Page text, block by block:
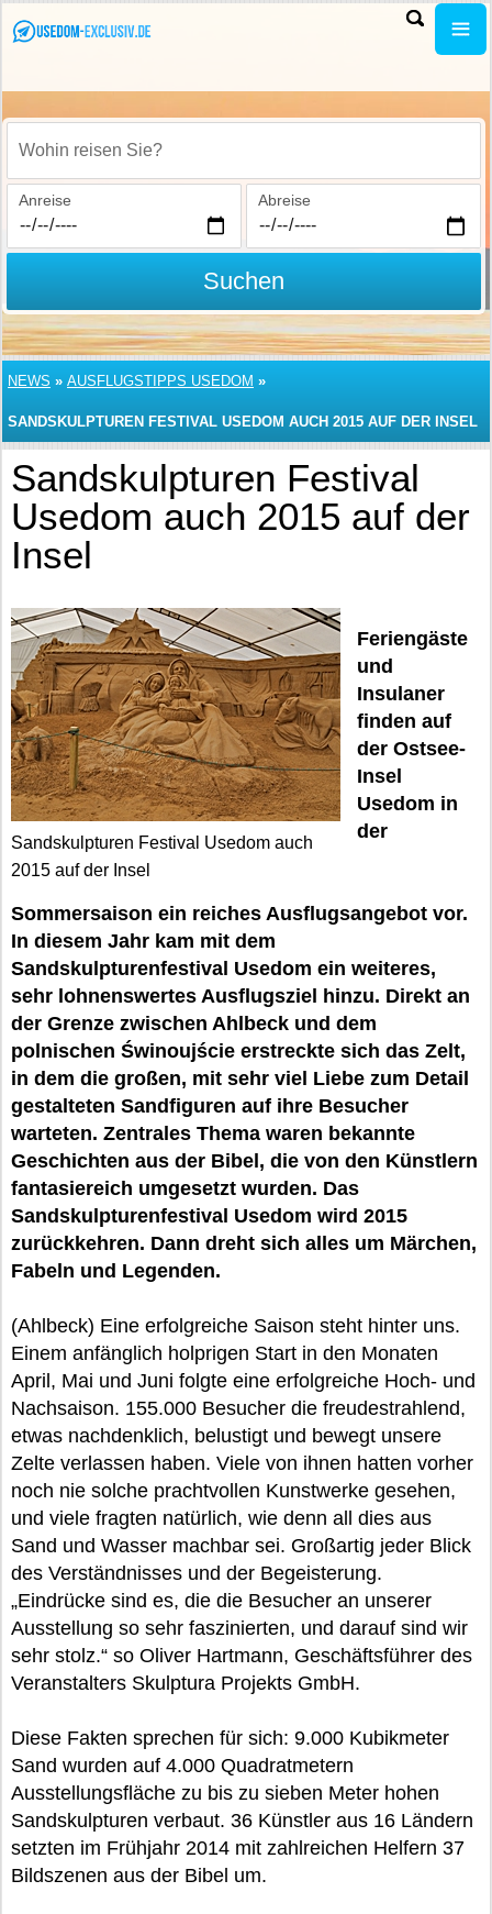
Wohin reisen Sie?
Anreise Abreise
Suchen
NEWS » AUSFLUGSTIPPS USEDOM »
SANDSKULPTUREN FESTIVAL USEDOM AUCH 2015 AUF DER INSEL
Sandskulpturen Festival
Usedom auch 2015 auf der
Insel
Sandskulpturen Festival Usedom auch
2015 auf der Insel
Feriengäste
und
Insulaner
finden auf
der Ostsee-
Insel
Usedom in
der
Sommersaison ein reiches Ausflugsangebot vor.
In diesem Jahr kam mit dem
Sandskulpturenfestival Usedom ein weiteres,
sehr lohnenswertes Ausflugsziel hinzu. Direkt an
der Grenze zwischen Ahlbeck und dem
polnischen Świnoujście erstreckte sich das Zelt,
in dem die großen, mit sehr viel Liebe zum Detail
gestalteten Sandfiguren auf ihre Besucher
warteten. Zentrales Thema waren bekannte
Geschichten aus der Bibel, die von den Künstlern
fantasiereich umgesetzt wurden. Das
Sandskulpturenfestival Usedom wird 2015
zurückkehren. Dann dreht sich alles um Märchen,
Fabeln und Legenden.
(Ahlbeck) Eine erfolgreiche Saison steht hinter uns.
Einem anfänglich holprigen Start in den Monaten
April, Mai und Juni folgte eine erfolgreiche Hoch- und
Nachsaison. 155.000 Besucher die freudestrahlend,
etwas nachdenklich, belustigt und bewegt unsere
Zelte verlassen haben. Viele von ihnen hatten vorher
noch nie solche prachtvollen Kunstwerke gesehen,
und viele fragten natürlich, wie denn all dies aus
Sand und Wasser machbar sei. Großartig jeder Blick
des Verständnisses und der Begeisterung.
„Eindrücke sind es, die die Besucher an unserer
Ausstellung so sehr faszinierten, und darauf sind wir
sehr stolz.“ so Oliver Hartmann, Geschäftsführer des
Veranstalters Skulptura Projekts GmbH.
Diese Fakten sprechen für sich: 9.000 Kubikmeter
Sand wurden auf 4.000 Quadratmetern
Ausstellungsfläche zu bis zu sieben Meter hohen
Sandskulpturen verbaut. 36 Künstler aus 16 Ländern
setzten im Frühjahr 2014 mit zahlreichen Helfern 37
Bildszenen aus der Bibel um.